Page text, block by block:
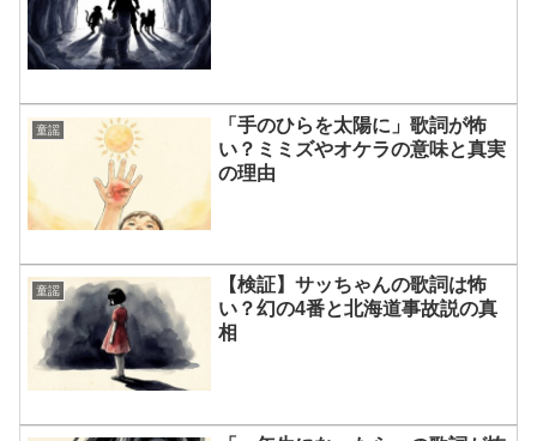
童謡
「手のひらを太陽に」歌詞が怖
い？ミミズやオケラの意味と真実
の理由
童謡
【検証】サッちゃんの歌詞は怖
い？幻の4番と北海道事故説の真
相